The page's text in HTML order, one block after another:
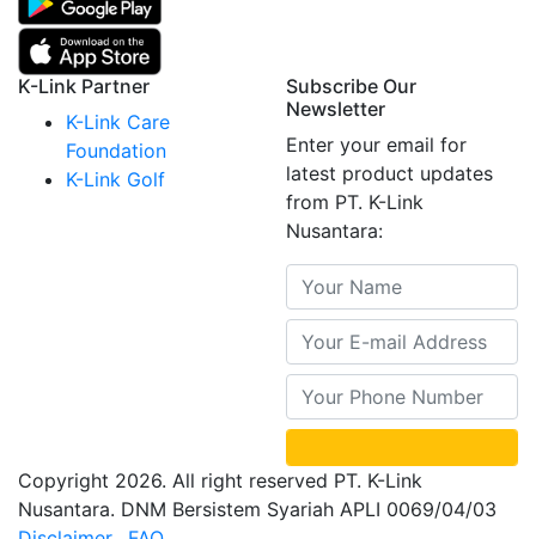
K-Link Partner
K-Link Care
Foundation
K-Link Golf
Subscribe Our
Newsletter
Enter your email for
latest product updates
from PT. K-Link
Nusantara:
Copyright 2026. All right reserved PT. K-Link
Nusantara. DNM Bersistem Syariah APLI 0069/04/03